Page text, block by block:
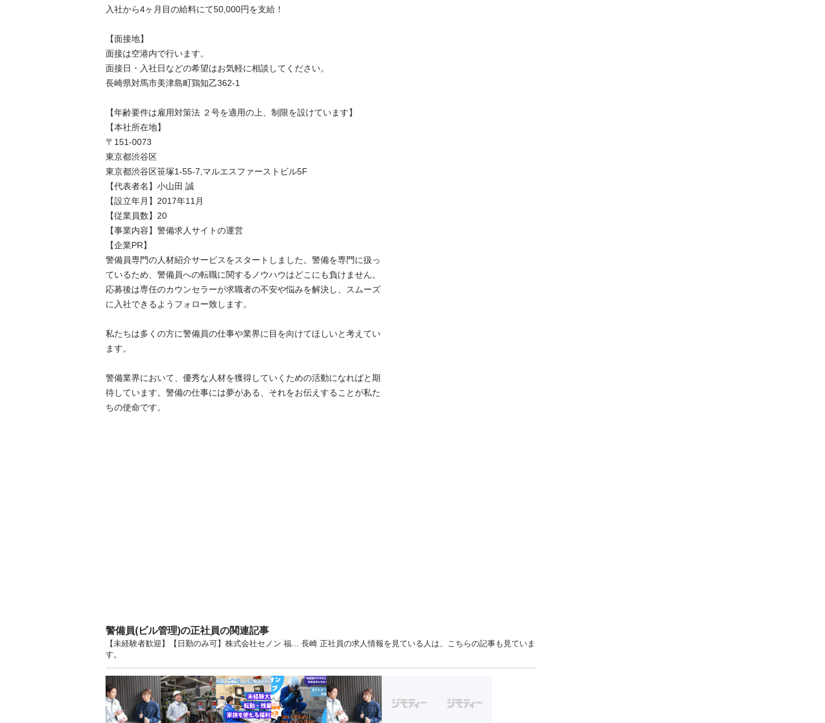
入社から4ヶ月目の給料にて50,000円を支給！
【面接地】
面接は空港内で行います。
面接日・入社日などの希望はお気軽に相談してください。
長崎県対馬市美津島町鶏知乙362-1
【年齢要件は雇用対策法 ２号を適用の上、制限を設けています】
【本社所在地】
〒151-0073
東京都渋谷区
東京都渋谷区笹塚1-55-7,マルエスファーストビル5F
【代表者名】小山田 誠
【設立年月】2017年11月
【従業員数】20
【事業内容】警備求人サイトの運営
【企業PR】
警備員専門の人材紹介サービスをスタートしました。警備を専門に扱っ
ているため、警備員への転職に関するノウハウはどこにも負けません。
応募後は専任のカウンセラーが求職者の不安や悩みを解決し、スムーズ
に入社できるようフォロー致します。
私たちは多くの方に警備員の仕事や業界に目を向けてほしいと考えてい
ます。
警備業界において、優秀な人材を獲得していくための活動になればと期
待しています。警備の仕事には夢がある、それをお伝えすることが私た
警備員(ビル管理)の正社員の関連記事
【未経験者歓迎】【日勤のみ可】株式会社セノン 福... 長崎 正社員の求人情報を見ている人は、こちらの記事も見ていま
す。